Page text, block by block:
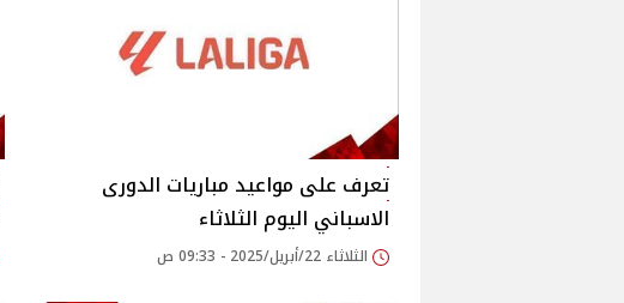
تعرف على مواعيد مباريات الدورى
الاسباني اليوم الثلاثاء
الثلاثاء 22/أبريل/2025 - 09:33 ص